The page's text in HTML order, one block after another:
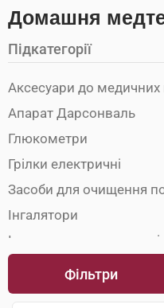
Домашня
Підкатегорії
Аксесуари до медичних
Апарат Дарсонваль
Глюкометри
Грілки електричні
Засоби для очищення
Інгалятори
Інша домашня
Масажери та аплікатори
Стетоскопи
Фільтри